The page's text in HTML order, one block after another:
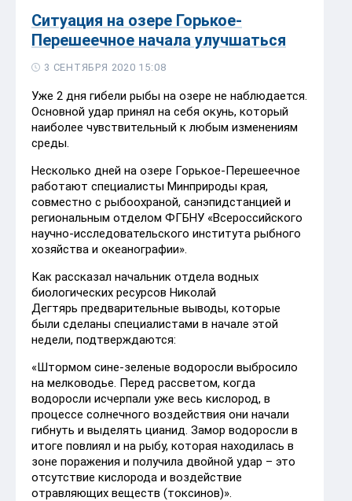
Ситуация на озере Горькое-
Перешеечное начала улучшаться
3 СЕНТЯБРЯ 2020 15:08
Уже 2 дня гибели рыбы на озере не наблюдается.
Основной удар принял на себя окунь, который
наиболее чувствительный к любым изменениям
среды.
Несколько дней на озере Горькое-Перешеечное
работают специалисты Минприроды края,
совместно с рыбоохраной, санэпидстанцией и
региональным отделом ФГБНУ «Всероссийского
научно-исследовательского института рыбного
хозяйства и океанографии».
Как рассказал начальник отдела водных
биологических ресурсов Николай
Дегтярь предварительные выводы, которые
были сделаны специалистами в начале этой
недели, подтверждаются:
«Штормом сине-зеленые водоросли выбросило
на мелководье. Перед рассветом, когда
водоросли исчерпали уже весь кислород, в
процессе солнечного воздействия они начали
гибнуть и выделять цианид. Замор водоросли в
итоге повлиял и на рыбу, которая находилась в
зоне поражения и получила двойной удар – это
отсутствие кислорода и воздействие
отравляющих веществ (токсинов)».